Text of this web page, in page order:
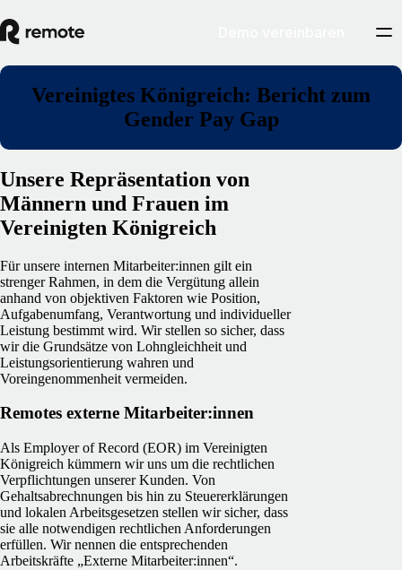
Vereinigtes Königreich: Bericht zum
Gender Pay Gap
Unsere Repräsentation von
Männern und Frauen im
Vereinigten Königreich
Für unsere internen Mitarbeiter:innen gilt ein
strenger Rahmen, in dem die Vergütung allein
anhand von objektiven Faktoren wie Position,
Aufgabenumfang, Verantwortung und individueller
Leistung bestimmt wird. Wir stellen so sicher, dass
wir die Grundsätze von Lohngleichheit und
Leistungsorientierung wahren und
Voreingenommenheit vermeiden.
Remotes externe Mitarbeiter:innen
Als Employer of Record (EOR) im Vereinigten
Königreich kümmern wir uns um die rechtlichen
Verpflichtungen unserer Kunden. Von
Gehaltsabrechnungen bis hin zu Steuererklärungen
und lokalen Arbeitsgesetzen stellen wir sicher, dass
sie alle notwendigen rechtlichen Anforderungen
erfüllen. Wir nennen die entsprechenden
Arbeitskräfte „Externe Mitarbeiter:innen“.